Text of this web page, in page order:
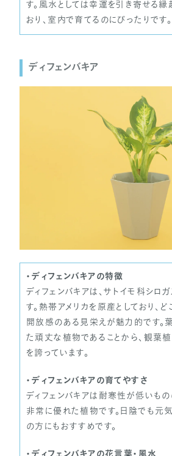
す。風水としては幸運を引き寄せる縁
おり、室内で育てるのにぴったりです。
ディフェンバキア
・ディフェンバキアの特徴
ディフェンバキアは、サトイモ科シロ
す。熱帯アメリカを原産としており、
開放感のある見栄えが魅力的です。
た頑丈な植物であることから、観葉
を誇っています。
・ディフェンバキアの育てやすさ
ディフェンバキアは耐寒性が低いもの
非常に優れた植物です。日陰でも元
の方にもおすすめです。